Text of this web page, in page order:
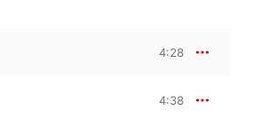
4:28
4:38